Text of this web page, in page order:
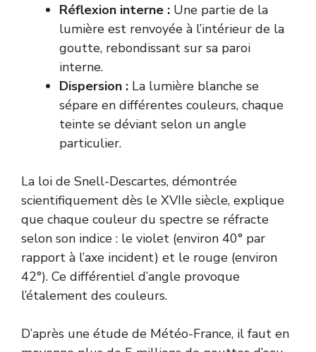
Réflexion interne : Une partie de la
lumière est renvoyée à l’intérieur de la
goutte, rebondissant sur sa paroi
interne.
Dispersion : La lumière blanche se
sépare en différentes couleurs, chaque
teinte se déviant selon un angle
particulier.
La loi de Snell-Descartes, démontrée
scientifiquement dès le XVIIe siècle, explique
que chaque couleur du spectre se réfracte
selon son indice : le violet (environ 40° par
rapport à l’axe incident) et le rouge (environ
42°). Ce différentiel d’angle provoque
l’étalement des couleurs.
D’après une étude de Météo-France, il faut en